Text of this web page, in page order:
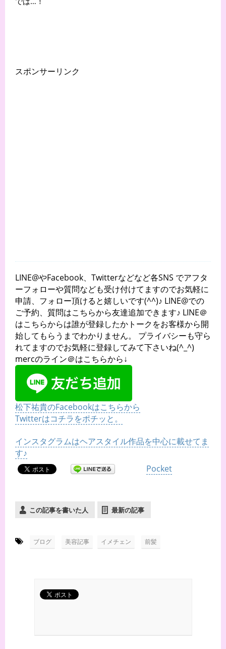
スポンサーリンク
LINE@やFacebook、Twitterなどなど各SNS でアフタ
ーフォローや質問なども受け付けてますのでお気軽に
申請、フォロー頂けると嬉しいです(^^)♪ LINE@での
ご予約、質問はこちらから友達追加できます♪ LINE＠
はこちらからは誰が登録したかトークをお客様から開
始してもらうまでわかりません。 プライバシーも守ら
れてますのでお気軽に登録してみて下さいね(^_^)
mercのライン＠はこちらから↓
松下祐貴のFacebookはこちらから
Twitterはコチラをポチッと。
インスタグラムはヘアスタイル作品を中心に載せてま
す♪
Pocket
この記事を書いた人 最新の記事
ブログ 美容記事 イメチェン 前髪